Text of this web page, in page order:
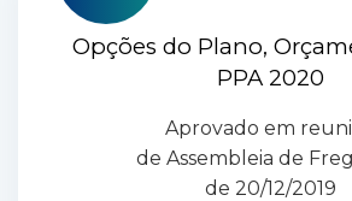
Opções do Plano,
PPA 2020
Aprovado em
de Assembleia de
de 20/12/2019